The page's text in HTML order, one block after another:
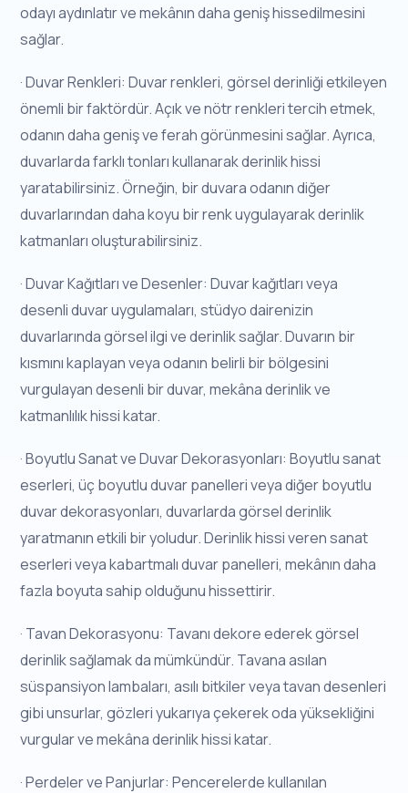
odayı aydınlatır ve mekânın daha geniş hissedilmesini
sağlar.
· Duvar Renkleri: Duvar renkleri, görsel derinliği etkileyen
önemli bir faktördür. Açık ve nötr renkleri tercih etmek,
odanın daha geniş ve ferah görünmesini sağlar. Ayrıca,
duvarlarda farklı tonları kullanarak derinlik hissi
yaratabilirsiniz. Örneğin, bir duvara odanın diğer
duvarlarından daha koyu bir renk uygulayarak derinlik
katmanları oluşturabilirsiniz.
· Duvar Kağıtları ve Desenler: Duvar kağıtları veya
desenli duvar uygulamaları, stüdyo dairenizin
duvarlarında görsel ilgi ve derinlik sağlar. Duvarın bir
kısmını kaplayan veya odanın belirli bir bölgesini
vurgulayan desenli bir duvar, mekâna derinlik ve
katmanlılık hissi katar.
· Boyutlu Sanat ve Duvar Dekorasyonları: Boyutlu sanat
eserleri, üç boyutlu duvar panelleri veya diğer boyutlu
duvar dekorasyonları, duvarlarda görsel derinlik
yaratmanın etkili bir yoludur. Derinlik hissi veren sanat
eserleri veya kabartmalı duvar panelleri, mekânın daha
fazla boyuta sahip olduğunu hissettirir.
· Tavan Dekorasyonu: Tavanı dekore ederek görsel
derinlik sağlamak da mümkündür. Tavana asılan
süspansiyon lambaları, asılı bitkiler veya tavan desenleri
gibi unsurlar, gözleri yukarıya çekerek oda yüksekliğini
vurgular ve mekâna derinlik hissi katar.
· Perdeler ve Panjurlar: Pencerelerde kullanılan